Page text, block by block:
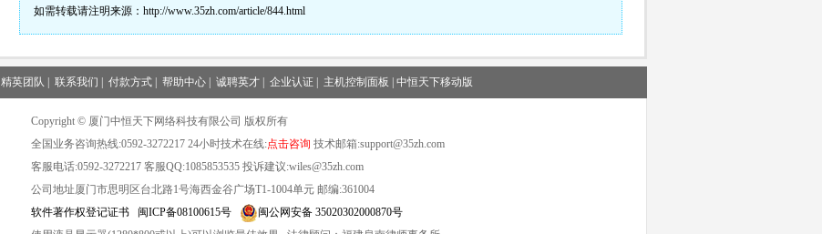
如需转载请注明来源： http://www.35zh.com/article/844.html
精英团队 联系我们 付款方式| 帮助中心| 诚聘英才| 企业认证| 主机控制面板 中恒天下移动版
Copyright © 厦门中恒天下网络科技有限公司 版权所有
全国业务咨询热线:0592-3272217 24小时技术在线:点击咨询 技术邮箱:support@35zh.com
客服电话:0592-3272217 客服QQ:1085853535 投诉建议:wiles@35zh.com
公司地址厦门市思明区台北路1号海西金谷广场T1-1004单元 邮编:361004
软件著作权登记证书
闽ICP备08100615号
闽公网安备 35020302000870号